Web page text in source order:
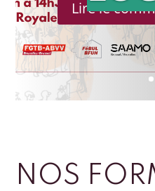
Lire le
NOS